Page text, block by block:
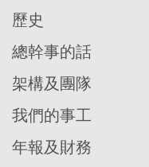
歷史
總幹事的話
架構及團隊
我們的事工
年報及財務